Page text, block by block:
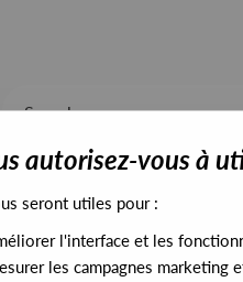
ALL STOCK
autorisez-vous à
seront utiles pour :
l'interface et les
les campagnes marketing